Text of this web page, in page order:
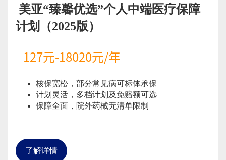
美亚“臻馨优选”个人中端医疗保障
计划（2025版）
127元-18020元/年
核保宽松，部分常见病可标体承保
计划灵活，多档计划及免赔额可选
保障全面，院外药械无清单限制
了解详情